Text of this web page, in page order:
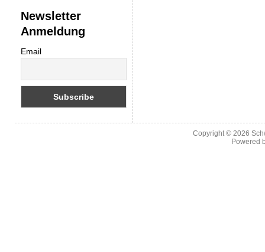
Newsletter
Anmeldung
Email
Copyright © 2026
Powered